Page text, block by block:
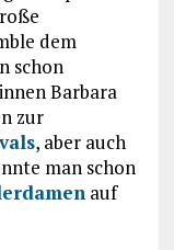
dem
schon
Barbara
zur
, aber auch
man schon
auf